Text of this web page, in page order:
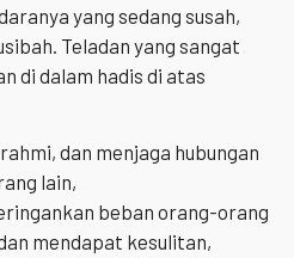
yang sedang susah,
Teladan yang sangat
di dalam hadis di atas
dan menjaga hubungan
lain,
beban orang-orang
mendapat kesulitan,